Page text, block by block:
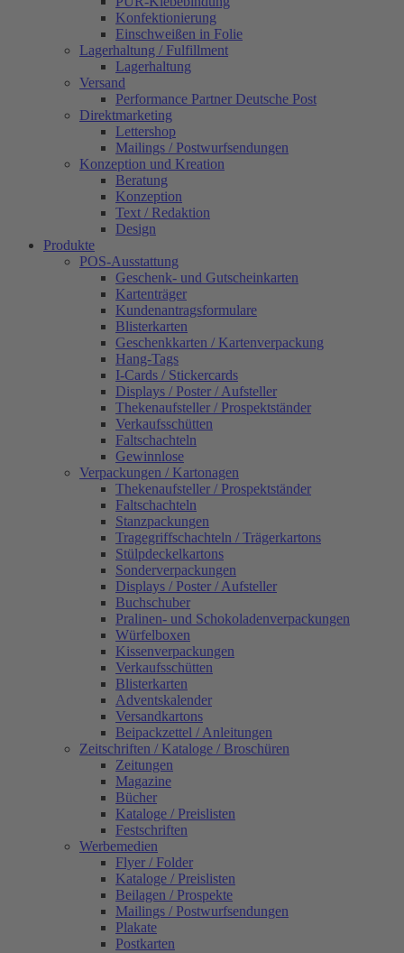
Konfektionierung
Einschweißen in Folie
Lagerhaltung / Fulfillment
Lagerhaltung
Versand
Performance Partner Deutsche Post
Direktmarketing
Lettershop
Mailings / Postwurfsendungen
Konzeption und Kreation
Beratung
Konzeption
Text / Redaktion
Design
Produkte
POS-Ausstattung
Geschenk- und Gutscheinkarten
Kartenträger
Kundenantragsformulare
Blisterkarten
Geschenkkarten / Kartenverpackung
Hang-Tags
I-Cards / Stickercards
Displays / Poster / Aufsteller
Thekenaufsteller / Prospektständer
Verkaufsschütten
Faltschachteln
Gewinnlose
Verpackungen / Kartonagen
Thekenaufsteller / Prospektständer
Faltschachteln
Stanzpackungen
Tragegriffschachteln / Trägerkartons
Stülpdeckelkartons
Sonderverpackungen
Displays / Poster / Aufsteller
Buchschuber
Pralinen- und Schokoladenverpackungen
Würfelboxen
Kissenverpackungen
Verkaufsschütten
Blisterkarten
Adventskalender
Versandkartons
Beipackzettel / Anleitungen
Zeitschriften / Kataloge / Broschüren
Zeitungen
Magazine
Bücher
Kataloge / Preislisten
Festschriften
Werbemedien
Flyer / Folder
Kataloge / Preislisten
Beilagen / Prospekte
Mailings / Postwurfsendungen
Plakate
Postkarten